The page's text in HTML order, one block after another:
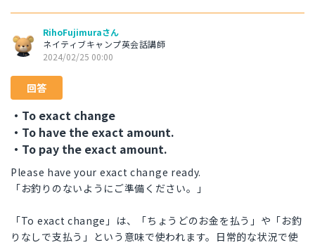
RihoFujimuraさん
ネイティブキャンプ英会話講師
2024/02/25 00:00
回答
・To exact change
・To have the exact amount.
・To pay the exact amount.
Please have your exact change ready.
「お釣りのないようにご準備ください。」
「To exact change」は、「ちょうどのお金を払う」や「お釣
りなしで支払う」という意味で使われます。日常的な状況で使